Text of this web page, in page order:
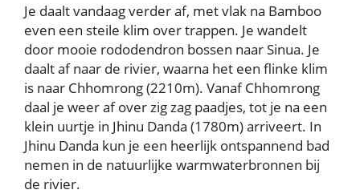
Je daalt vandaag verder af, met vlak na Bamboo
even een steile klim over trappen. Je wandelt
door mooie rododendron bossen naar Sinua. Je
daalt af naar de rivier, waarna het een flinke klim
is naar Chhomrong (2210m). Vanaf Chhomrong
daal je weer af over zig zag paadjes, tot je na een
klein uurtje in Jhinu Danda (1780m) arriveert. In
Jhinu Danda kun je een heerlijk ontspannend bad
nemen in de natuurlijke warmwaterbronnen bij
de rivier.